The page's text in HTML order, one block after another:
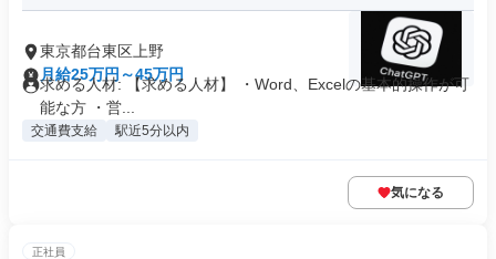
東京都台東区上野
月給25万円～45万円
求める人材: 【求める人材】 ・Word、Excelの基本的操作が可
能な方 ・営...
交通費支給 駅近5分以内
気になる
正社員